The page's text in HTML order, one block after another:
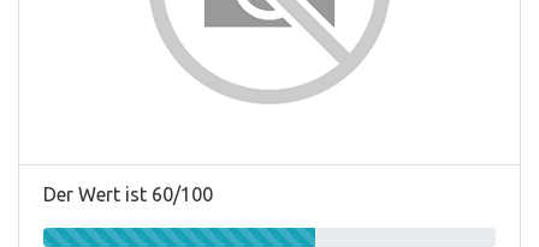
Der Wert ist 60/100